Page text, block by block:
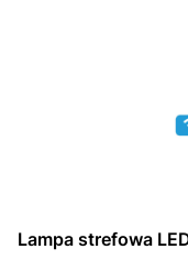
Lampa strefowa